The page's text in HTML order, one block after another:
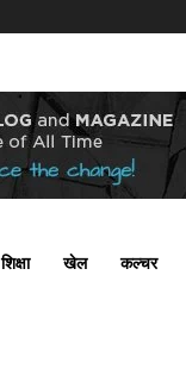
शिक्षा खेल कल्चर